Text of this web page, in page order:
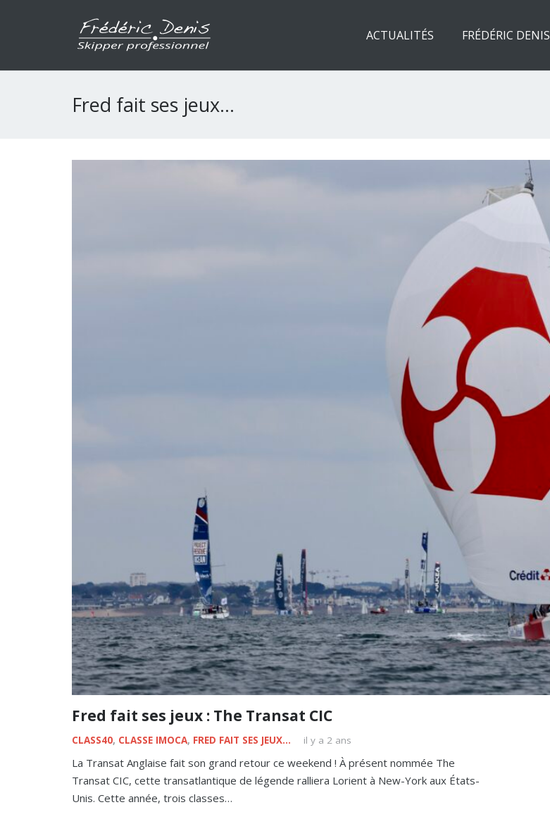
ACTUALITÉS FRÉDÉRIC DENIS
Fred fait ses jeux…
Fred fait ses jeux : The Transat CIC
CLASS40, CLASSE IMOCA, FRED FAIT SES JEUX... il y a 2 ans
La Transat Anglaise fait son grand retour ce weekend ! À présent nommée The
Transat CIC, cette transatlantique de légende ralliera Lorient à New-York aux États-
Unis. Cette année, trois classes…